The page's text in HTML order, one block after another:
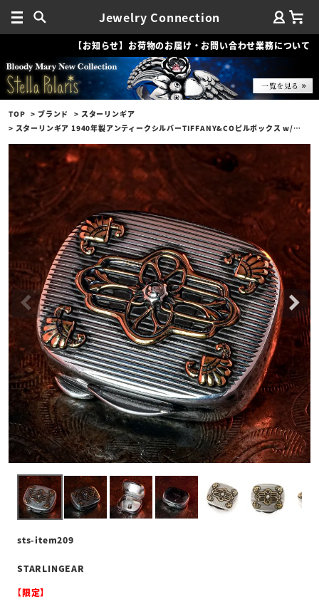
Jewelry Connection
【お知らせ】お荷物のお届け・お問い合わせ業務について
TOP ブランド
スターリンギア
スターリンギア 1940年製アンティークシルバーTIFFANY&COピルボックス w/ブラスアンティークパーツ＆シルバーSギアロゴ
sts-item209
STARLINGEAR
【限定】